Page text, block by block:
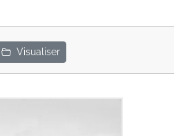
Visualiser